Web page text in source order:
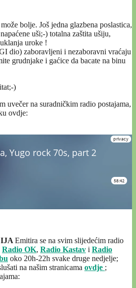
bolje. Još jedna glazbena poslastica,
uši;-) totalna zaštita ušiju,
uroke !
dio) zaboravljeni i nezaboravni vraćaju
grudnjake i gaćice da bacate na binu
)
uvečer na suradničkim radio postajama,
ovdje:
Emitira se na svim slijedećim radio
Radio OK, Radio Kastav i Radio
oko 20h-22h svake druge nedjelje;
na našim stranicama ovdje ;